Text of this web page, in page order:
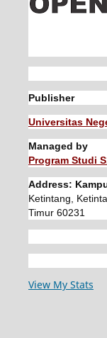
Publisher
Universitas
Managed by
Program Studi
Address:
Ketintang,
Timur 60231
View My Stats